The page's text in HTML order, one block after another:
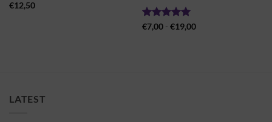
€12,50
Gewaardeerd
€7,00 - €19,00Prijsklasse:
LATEST